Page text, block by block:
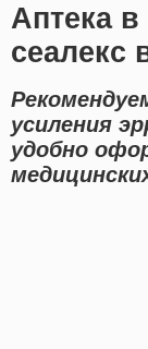
Аптека в
сеалекс
усиления
удобно